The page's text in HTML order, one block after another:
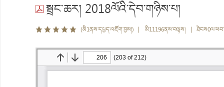
སྦྲང་ཆར། 2018ལོའི་དེབ་གཉིས་པ།
(མི1ནས་དཔྱད་འཇོག་བྱས།) | མི11196ནས་བལྟས། |